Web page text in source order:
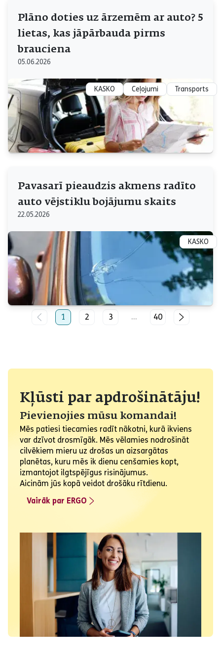
KASKO Ceļojumi Transports
Plāno doties uz ārzemēm ar auto? 5
lietas, kas jāpārbauda pirms
brauciena
05.06.2026
KASKO
Pavasarī pieaudzis akmens radīto
auto vējstiklu bojājumu skaits
22.05.2026
1 2 3 ... 40
Kļūsti par apdrošinātāju!
Pievienojies mūsu komandai!
Mēs patiesi tiecamies radīt nākotni, kurā ikviens
var dzīvot drosmīgāk. Mēs vēlamies nodrošināt
cilvēkiem mieru uz drošas un aizsargātas
planētas, kuru mēs ik dienu cenšamies kopt,
izmantojot ilgtspējīgus risinājumus.
Aicinām jūs kopā veidot drošāku rītdienu.
Vairāk par ERGO